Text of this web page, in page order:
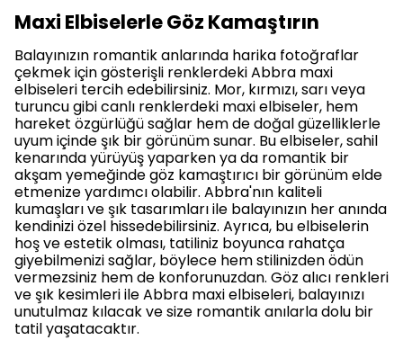
Maxi Elbiselerle Göz Kamaştırın
Balayınızın romantik anlarında harika fotoğraflar
çekmek için gösterişli renklerdeki Abbra maxi
elbiseleri tercih edebilirsiniz. Mor, kırmızı, sarı veya
turuncu gibi canlı renklerdeki maxi elbiseler, hem
hareket özgürlüğü sağlar hem de doğal güzelliklerle
uyum içinde şık bir görünüm sunar. Bu elbiseler, sahil
kenarında yürüyüş yaparken ya da romantik bir
akşam yemeğinde göz kamaştırıcı bir görünüm elde
etmenize yardımcı olabilir. Abbra'nın kaliteli
kumaşları ve şık tasarımları ile balayınızın her anında
kendinizi özel hissedebilirsiniz. Ayrıca, bu elbiselerin
hoş ve estetik olması, tatiliniz boyunca rahatça
giyebilmenizi sağlar, böylece hem stilinizden ödün
vermezsiniz hem de konforunuzdan. Göz alıcı renkleri
ve şık kesimleri ile Abbra maxi elbiseleri, balayınızı
unutulmaz kılacak ve size romantik anılarla dolu bir
tatil yaşatacaktır.